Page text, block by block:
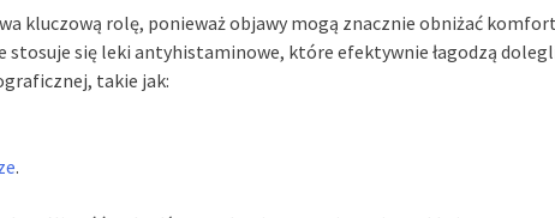
kluczową rolę, ponieważ objawy mogą znacznie obniżać
stosuje się leki antyhistaminowe, które efektywnie łagodzą
takie jak:
.